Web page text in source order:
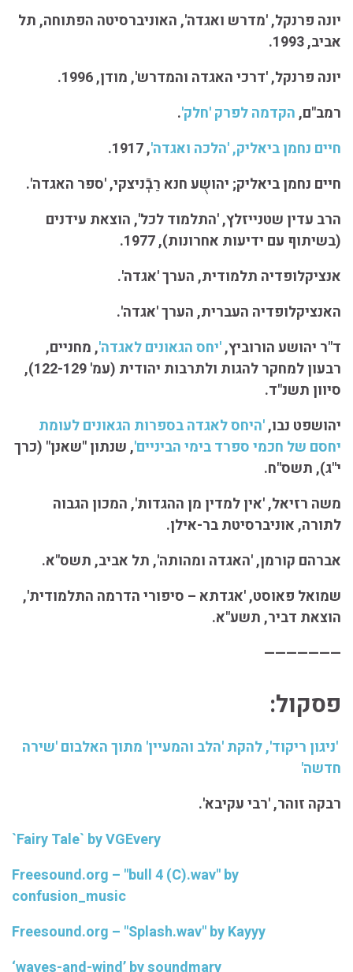
יונה פרנקל, 'מדרש ואגדה', האוניברסיטה הפתוחה, תל
אביב, 1993.
יונה פרנקל, 'דרכי האגדה והמדרש', מודן, 1996.
רמב"ם,הקדמה לפרק 'חלק'.
חיים נחמן ביאליק, 'הלכה ואגדה', 1917.
חיים נחמן ביאליק; יהושֻע חנא רַבְֿניצקי, 'ספר האגדה'.
הרב עדין שטנייזלץ, 'התלמוד לכל', הוצאת עידנים
(בשיתוף עם ידיעות אחרונות), 1977.
אנציקלופדיה תלמודית, הערך 'אגדה'.
האנציקלופדיה העברית, הערך 'אגדה'.
ד"ר יהושע הורוביץ,'יחס הגאונים לאגדה', מחניים,
רבעון למחקר להגות ולתרבות יהודית (עמ' 122-129),
סיוון תשנ"ד.
יהושפט נבו,'היחס לאגדה בספרות הגאונים לעומת
יחסם של חכמי ספרד בימי הביניים', שנתון "שאנן" (כרך
י"ג), תשס"ח.
משה רזיאל, 'אין למדין מן ההגדות', המכון הגבוה
לתורה, אוניברסיטת בר-אילן.
אברהם קורמן, 'האגדה ומהותה', תל אביב, תשס"א.
שמואל פאוסט, 'אגדתא – סיפורי הדרמה התלמודית',
הוצאת דביר, תשע"א.
———————
פסקול:
'ניגון ריקוד', להקת 'הלב והמעיין' מתוך האלבום 'שירה
חדשה'
רבקה זוהר, 'רבי עקיבא'.
`Fairy Tale` by VGEvery
Freesound.org – "bull 4 (C).wav" by
confusion_music
Freesound.org – "Splash.wav" by Kayyy
‘waves-and-wind’ by soundmary